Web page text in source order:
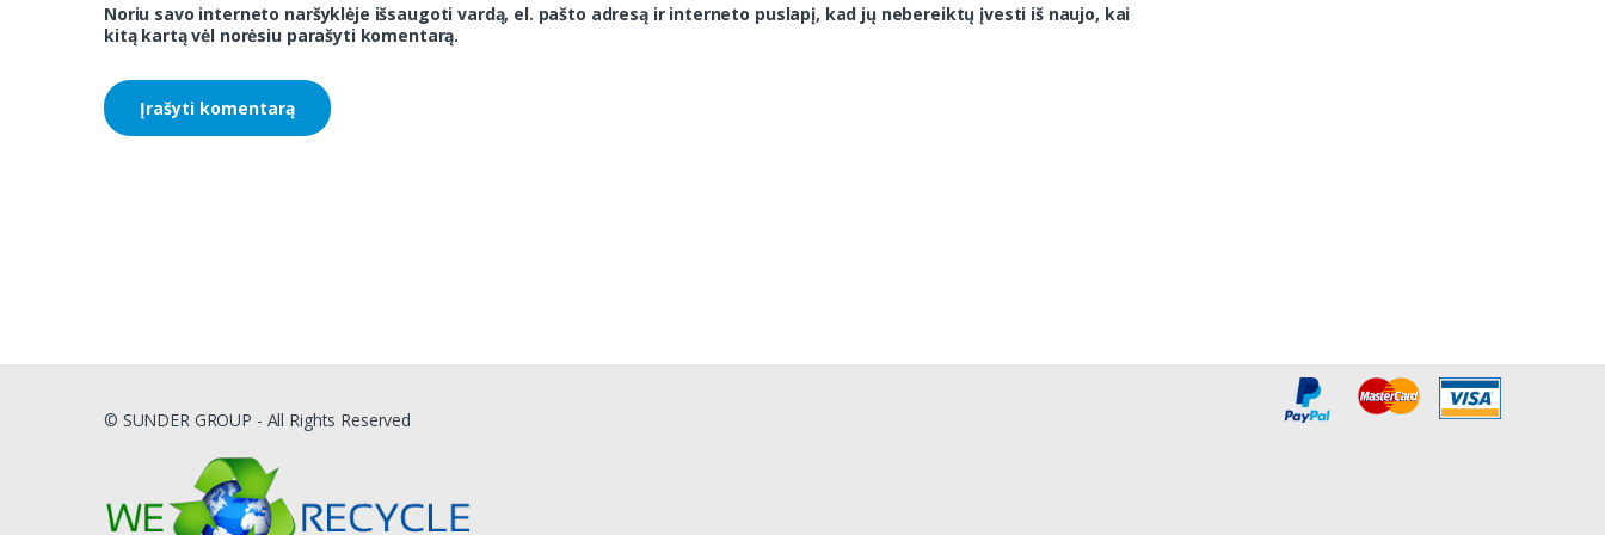
Noriu savo interneto naršyklėje išsaugoti vardą, el. pašto adresą ir interneto puslapį, kad jų nebereiktų įvesti iš naujo, kai
kitą kartą vėl norėsiu parašyti komentarą.
© SUNDER GROUP - All Rights Reserved